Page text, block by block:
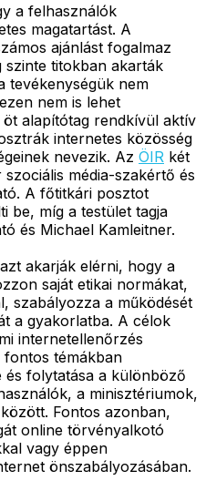
a felhasználók
magatartást. A
ajánlást fogalmaz
szinte titokban akarták
tevékenységük nem
nem is lehet
alapítótag rendkívül aktív
internetes közösség
nevezik. Az ÖIR két
média-szakértő és
A főtitkári posztot
be, míg a testület tagja
és Michael Kamleitner.
akarják elérni, hogy a
saját etikai normákat,
szabályozza a működését
a gyakorlatba. A célok
internetellenőrzés
fontos témákban
és folytatása a különböző
a minisztériumok,
Fontos azonban,
online törvényalkotó
vagy éppen
önszabályozásában.